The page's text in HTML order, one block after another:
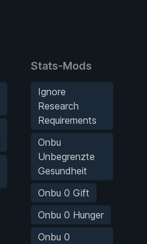
Stats-Mods
Ignore
Research
Requirements
Onbu
Unbegrenzte
Gesundheit
Onbu 0 Gift
Onbu 0 Hunger
Onbu 0